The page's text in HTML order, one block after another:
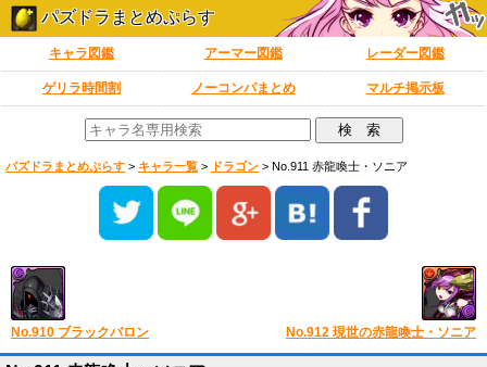
パズドラまとめぷらす
キャラ図鑑 アーマー図鑑 レーダー図鑑
ゲリラ時間割 ノーコンパまとめ マルチ掲示板
パズドラまとめぷらす > キャラ一覧 > ドラゴン > No.911 赤龍喚士・ソニア
No.910 ブラックバロン No.912 現世の赤龍喚士・ソニア